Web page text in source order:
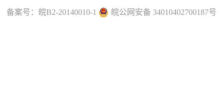
备案号： 皖B2-20140010-1 皖公网安备 34010402700187号